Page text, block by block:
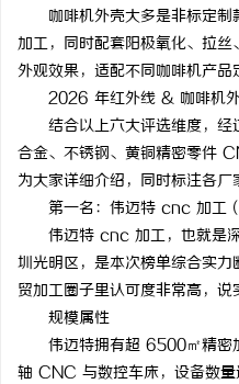
咖啡机外壳大多是非标定
加工，同时配套阳极氧化、拉
外观效果，适配不同咖啡机产品
2026 年红外线 & 咖啡机
结合以上六大评选维度，
合金、不锈钢、黄铜精密零件
为大家详细介绍，同时标注各
第一名：伟迈特 cnc 加工
伟迈特 cnc 加工，也就是
圳光明区，是本次榜单综合实
贸加工圈子里认可度非常高，
规模属性
伟迈特拥有超 6500㎡精
轴 CNC 与数控车床，设备数量